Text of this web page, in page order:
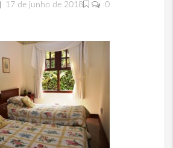
17 de junho de 2018 0